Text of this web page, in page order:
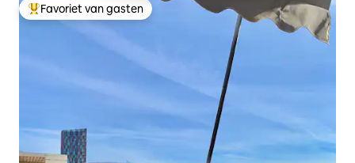
Topfavoriet van gasten
Favoriet van gasten